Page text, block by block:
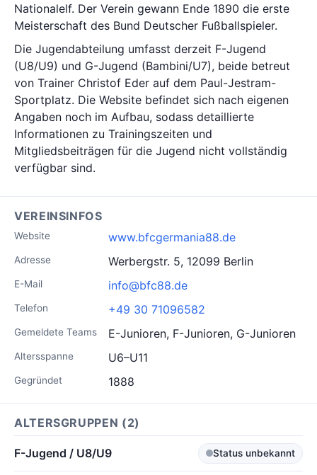
Nationalelf. Der Verein gewann Ende 1890 die erste
Meisterschaft des Bund Deutscher Fußballspieler.
Die Jugendabteilung umfasst derzeit F-Jugend
(U8/U9) und G-Jugend (Bambini/U7), beide betreut
von Trainer Christof Eder auf dem Paul-Jestram-
Sportplatz. Die Website befindet sich nach eigenen
Angaben noch im Aufbau, sodass detaillierte
Informationen zu Trainingszeiten und
Mitgliedsbeiträgen für die Jugend nicht vollständig
verfügbar sind.
VEREINSINFOS
Website www.bfcgermania88.de
Adresse Werbergstr. 5, 12099 Berlin
E-Mail info@bfc88.de
Telefon +49 30 71096582
Gemeldete Teams E-Junioren, F-Junioren, G-Junioren
Altersspanne U6–U11
Gegründet 1888
ALTERSGRUPPEN (2)
F-Jugend / U8/U9 Status unbekannt